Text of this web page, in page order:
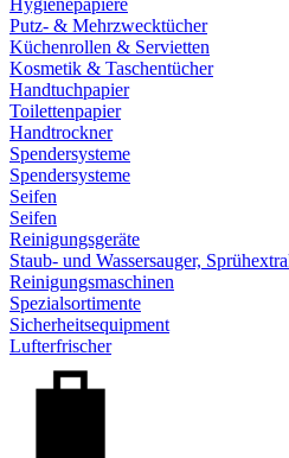
Hygienepapiere
Putz- & Mehrzwecktücher
Küchenrollen & Servietten
Kosmetik & Taschentücher
Handtuchpapier
Toilettenpapier
Handtrockner
Spendersysteme
Spendersysteme
Seifen
Seifen
Reinigungsgeräte
Staub- und Wassersauger,
Reinigungsmaschinen
Spezialsortimente
Sicherheitsequipment
Lufterfrischer